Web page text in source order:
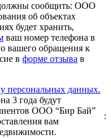
сообщить: ООО
об объектах
будет хранить,
ваш номер телефона в
вашего обращения к
в форме отзыва в
персональных данных.
3 года будут
ООО “Бир Бай”
вам
: